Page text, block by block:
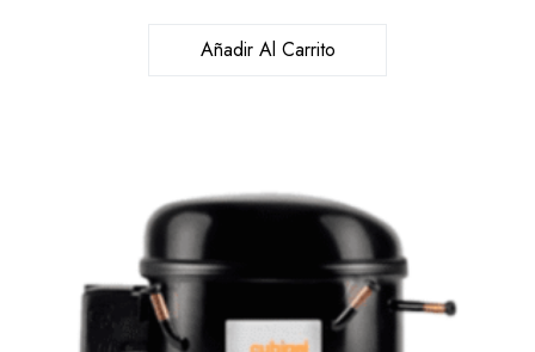
Añadir Al Carrito